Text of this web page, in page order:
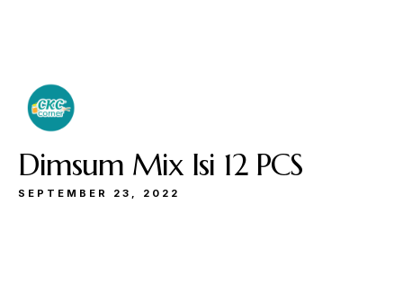
Dimsum Mix Isi 12 PCS
SEPTEMBER 23, 2022